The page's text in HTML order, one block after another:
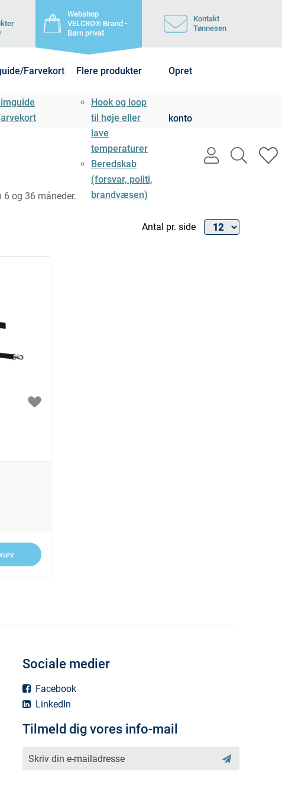
Webshop
VELCRO® Brand -
Børn privat
Kontakt
Tønnesen
Farvekort Flere produkter
Hook og loop
til høje eller
lave
temperaturer
Beredskab
(forsvar, politi,
brandvæsen)
Opret
konto
user
search
og 36 måneder.
Antal pr. side
Sociale medier
Facebook
LinkedIn
Tilmeld dig vores info-mail